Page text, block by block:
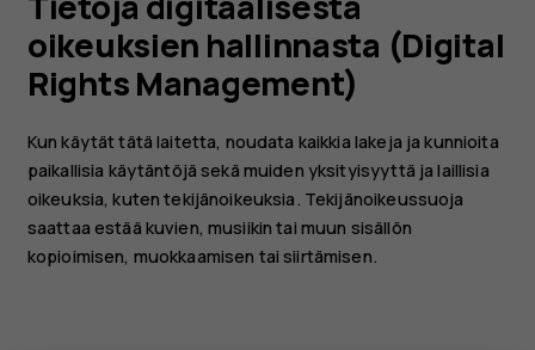
käyttöopas
oikeuksien hallinnasta (Digital
Rights Management)
Kun käytät tätä laitetta, noudata kaikkia lakeja ja kunnioita
paikallisia käytäntöjä sekä muiden yksityisyyttä ja laillisia
oikeuksia, kuten tekijänoikeuksia. Tekijänoikeussuoja
saattaa estää kuvien, musiikin tai muun sisällön
kopioimisen, muokkaamisen tai siirtämisen.